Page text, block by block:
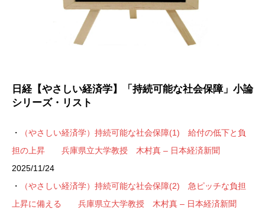
日経【やさしい経済学】「持続可能な社会保障」小論
シリーズ・リスト
・
（やさしい経済学）持続可能な社会保障(1) 給付の低下と負
担の上昇 兵庫県立大学教授 木村真 – 日本経済新聞
2025/11/24
・
（やさしい経済学）持続可能な社会保障(2) 急ピッチな負担
上昇に備える 兵庫県立大学教授 木村真 – 日本経済新聞